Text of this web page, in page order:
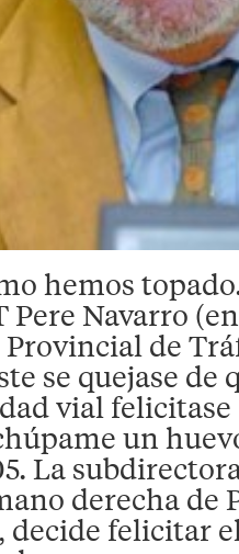
hemos
Pere Navarro
de
se quejase
vial
un
La
derecha de
decide felicitar